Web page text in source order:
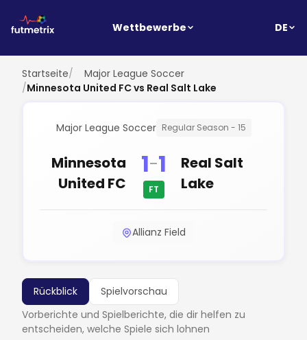
Wettbewerbe DE
Startseite/
Major League Soccer
/Minnesota United FC vs Real Salt Lake
Major League Soccer Regular Season - 15
Minnesota
United FC
1-1
FT
Real Salt
Lake
Allianz Field
Rückblick
Spielvorschau
Vorberichte und Spielberichte, die dir helfen zu
entscheiden, welche Spiele sich lohnen